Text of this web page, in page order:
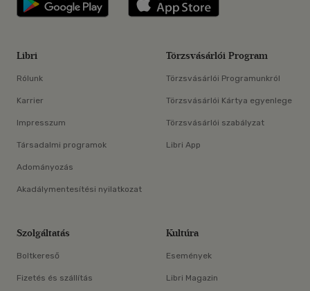
Libri
Rólunk
Karrier
Impresszum
Társadalmi programok
Adományozás
Akadálymentesítési nyilatkozat
Törzsvásárlói Program
Törzsvásárlói Programunkról
Törzsvásárlói Kártya egyenlege
Törzsvásárlói szabályzat
Libri App
Szolgáltatás
Boltkereső
Fizetés és szállítás
Kultúra
Események
Libri Magazin